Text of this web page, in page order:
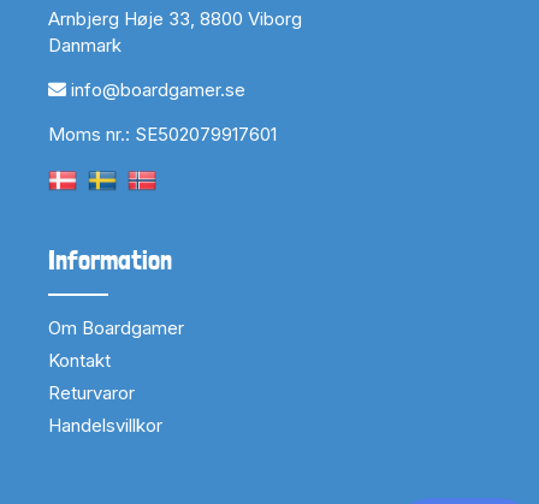
Arnbjerg Høje 33, 8800 Viborg
Danmark
info@boardgamer.se
Moms nr.: SE502079917601
Information
Om Boardgamer
Kontakt
Returvaror
Handelsvillkor